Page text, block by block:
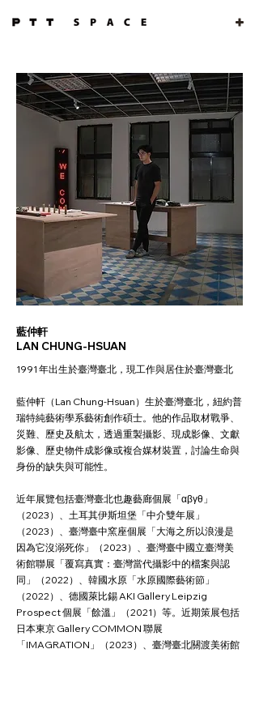
藍仲軒
LAN CHUNG-HSUAN
1991 年出生於臺灣臺北，現工作與居住於臺灣臺北
藍仲軒（Lan Chung-Hsuan）生於臺灣臺北，紐約普
瑞特純藝術學系藝術創作碩士。他的作品取材戰爭、
災難、歷史及航太，透過重製攝影、現成影像、文獻
影像、歷史物件成影像或複合媒材裝置，討論生命與
身份的缺失與可能性。
近年展覽包括臺灣臺北也趣藝廊個展「αβγθ」
（2023）、土耳其伊斯坦堡「中介雙年展」
（2023）、臺灣臺中窯座個展「大海之所以浪漫是
因為它沒溺死你」（2023）、臺灣臺中國立臺灣美
術館聯展「覆寫真實：臺灣當代攝影中的檔案與認
同」（2022）、韓國水原「水原國際藝術節」
（2022）、德國萊比錫 AKI Gallery Leipzig
Prospect 個展「餘溫」（2021）等。近期策展包括
日本東京 Gallery COMMON 聯展
「IMAGRATION」（2023）、臺灣臺北關渡美術館